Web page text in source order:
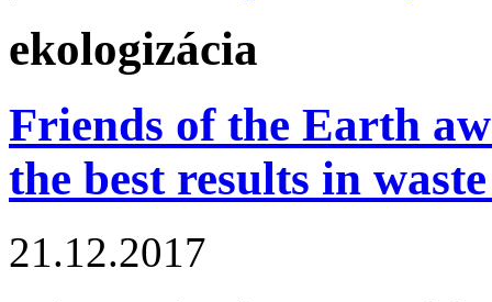
ekologizácia
Friends of the Earth
the best results in
21.12.2017